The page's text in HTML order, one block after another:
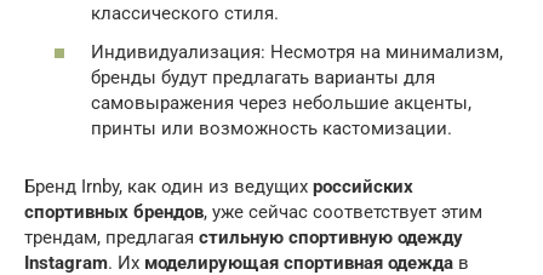
классического стиля.
Индивидуализация: Несмотря на минимализм,
бренды будут предлагать варианты для
самовыражения через небольшие акценты,
принты или возможность кастомизации.
Бренд Irnby, как один из ведущих российских
спортивных брендов, уже сейчас соответствует этим
трендам, предлагая стильную спортивную одежду
Instagram. Их моделирующая спортивная одежда в